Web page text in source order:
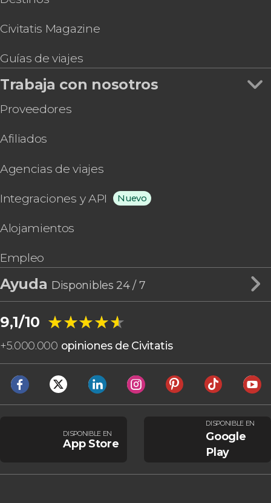
Civitatis Magazine
Guías de viajes
Trabaja con nosotros
Proveedores
Afiliados
Agencias de viajes
Integraciones y API Nuevo
Alojamientos
Empleo
Ayuda Disponibles 24 / 7
9,1/10 ★★★★★
★★★★★
+5.000.000 opiniones de Civitatis
DISPONIBLE EN
App Store
DISPONIBLE EN
Google
Play